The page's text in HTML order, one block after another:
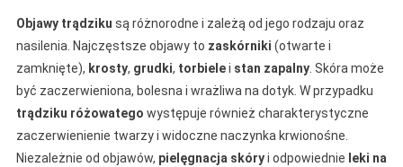
Objawy trądziku są różnorodne i zależą od jego rodzaju oraz
nasilenia. Najczęstsze objawy to zaskórniki (otwarte i
zamknięte), krosty, grudki, torbielei stan zapalny. Skóra może
być zaczerwieniona, bolesna i wrażliwa na dotyk. W przypadku
trądziku różowatego występuje również charakterystyczne
zaczerwienienie twarzy i widoczne naczynka krwionośne.
Niezależnie od objawów, pielęgnacja skóryi odpowiednie leki na